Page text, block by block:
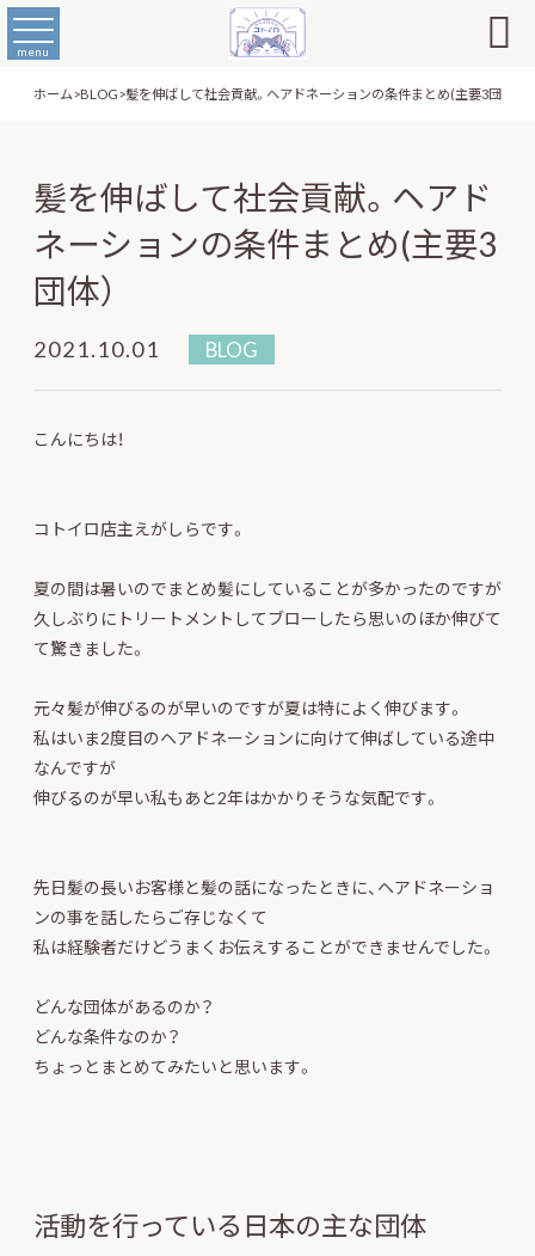
menu 
ホーム>BLOG>髪を伸ばして社会貢献。ヘアドネーションの条件まとめ(主要3団体）
髪を伸ばして社会貢献。ヘアド
ネーションの条件まとめ(主要3
団体）
2021.10.01 BLOG
こんにちは！
コトイロ店主えがしらです。
夏の間は暑いのでまとめ髪にしていることが多かったのですが
久しぶりにトリートメントしてブローしたら思いのほか伸びて
て驚きました。
元々髪が伸びるのが早いのですが夏は特によく伸びます。
私はいま2度目のヘアドネーションに向けて伸ばしている途中
なんですが
伸びるのが早い私もあと2年はかかりそうな気配です。
先日髪の長いお客様と髪の話になったときに、ヘアドネーショ
ンの事を話したらご存じなくて
私は経験者だけどうまくお伝えすることができませんでした。
どんな団体があるのか？
どんな条件なのか？
ちょっとまとめてみたいと思います。
活動を行っている日本の主な団体